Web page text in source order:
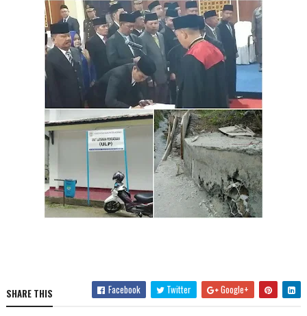
SHARE THIS Facebook Twitter Google+